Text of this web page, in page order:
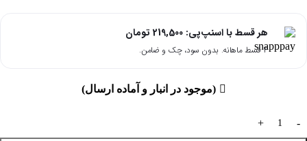
هر قسط با اسنپ‌پی: 219,500 تومان
۴ قسط ماهانه. بدون سود، چک و ضامن.
(موجود در انبار و آماده ارسال)